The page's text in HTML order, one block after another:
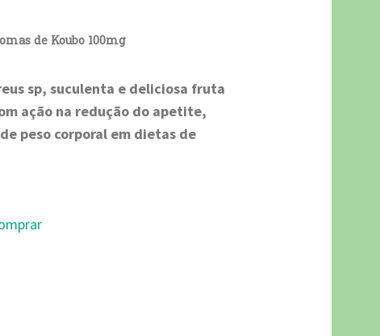
de Koubo 100mg
sp, suculenta e deliciosa fruta
ação na redução do apetite,
peso corporal em dietas de